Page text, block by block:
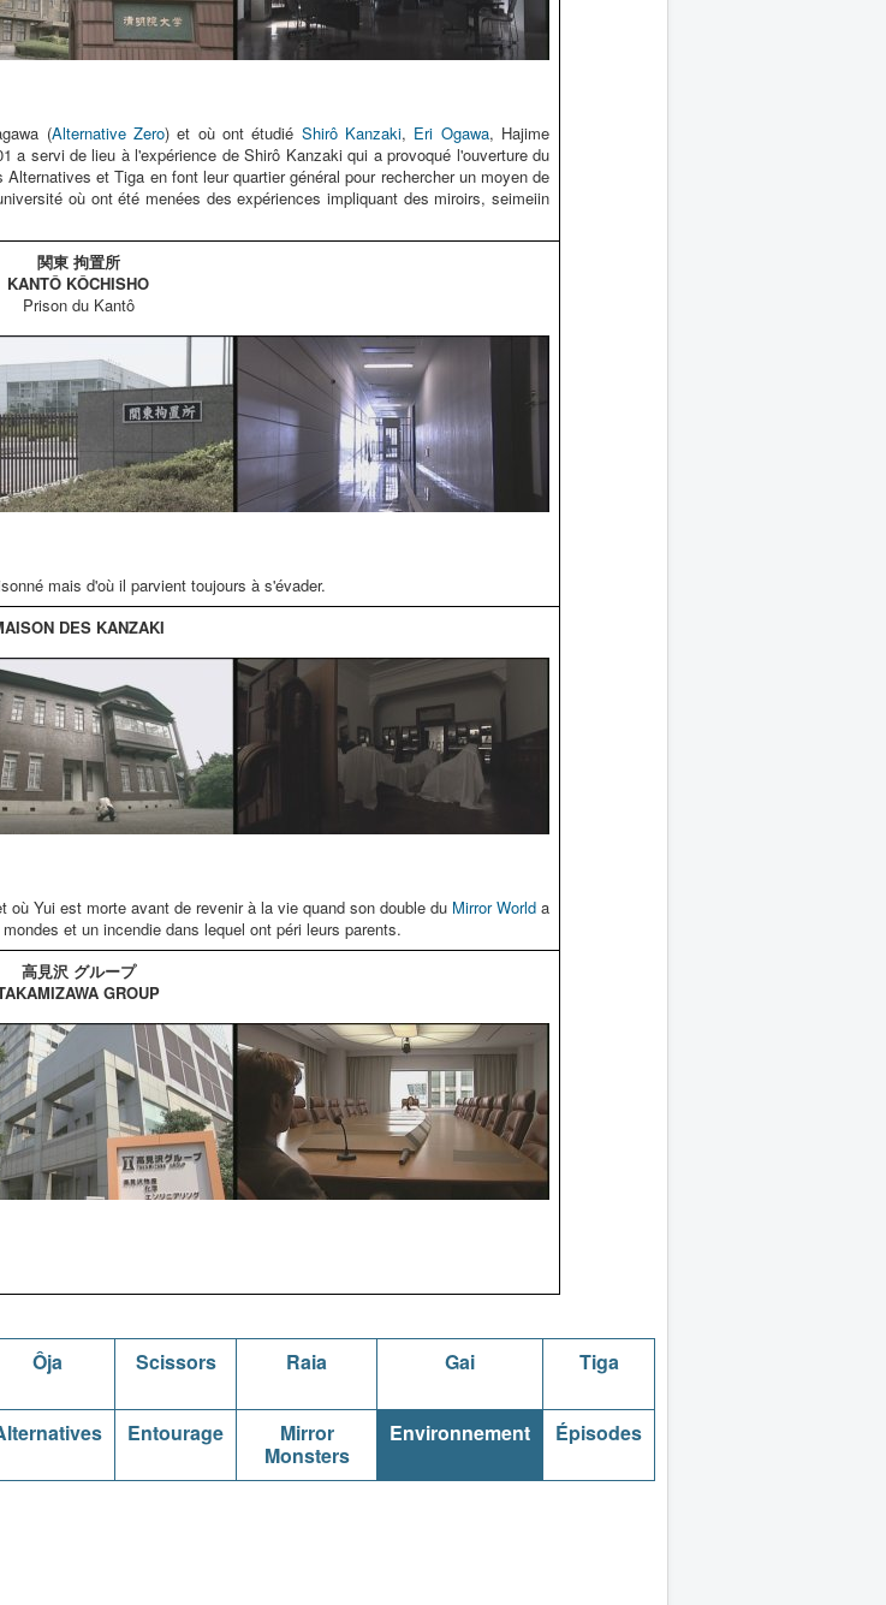
(Alternative Zero) et où ont étudié Shirô Kanzaki, Eri Ogawa, Hajime
a servi de lieu à l'expérience de Shirô Kanzaki qui a provoqué l'ouverture du
et Tiga en font leur quartier général pour rechercher un moyen de
où ont été menées des expériences impliquant des miroirs, seimeiin
関東 拘置所
KANTÔ KÔCHISHO
Prison du Kantô
mais d'où il parvient toujours à s'évader.
DES KANZAKI
où Yui est morte avant de revenir à la vie quand son double du Mirror World a
et un incendie dans lequel ont péri leurs parents.
高見沢 グループ
GROUP
Ôja Scissors Raia Gai Tiga
Entourage
Mirror
Monsters
Environnement Épisodes